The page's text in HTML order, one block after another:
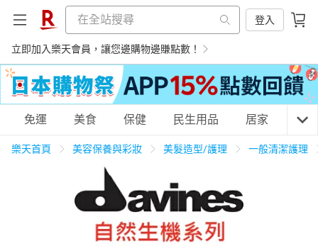
登入
立即加入樂天會員，讓您邊購物邊賺點數！
購物網分類
美食蛋糕 養生保健
免運 美食 保健 民生用品 居家 3C
樂天首頁 美容保養與彩妝 美髮造型/護理 一般清潔護理